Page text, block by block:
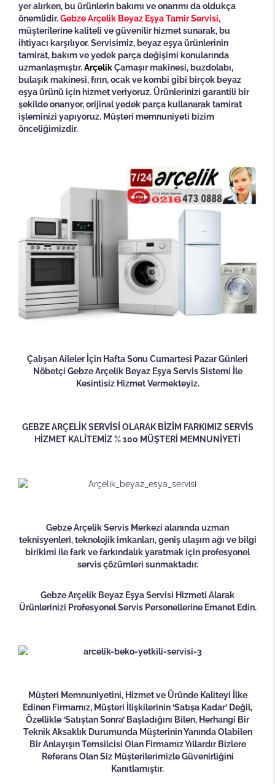
yer alırken, bu ürünlerin bakımı ve onarımı da oldukça
önemlidir.Gebze Arçelik Beyaz Eşya Tamir Servisi,
müşterilerine kaliteli ve güvenilir hizmet sunarak, bu
ihtiyacı karşılıyor. Servisimiz, beyaz eşya ürünlerinin
tamirat, bakım ve yedek parça değişimi konularında
uzmanlaşmıştır.ArçelikÇamaşır makinesi, buzdolabı,
bulaşık makinesi, fırın, ocak ve kombi gibi birçok beyaz
eşya ürünü için hizmet veriyoruz. Ürünlerinizi garantili bir
şekilde onarıyor, orijinal yedek parça kullanarak tamirat
işleminizi yapıyoruz. Müşteri memnuniyeti bizim
önceliğimizdir.
Çalışan Aileler İçin Hafta Sonu Cumartesi Pazar Günleri
Nöbetçi Gebze Arçelik Beyaz Eşya Servis Sistemi İle
Kesintisiz Hizmet Vermekteyiz.
GEBZE ARÇELİK SERVİSİ OLARAK BİZİM FARKIMIZ SERVİS
HİZMET KALİTEMİZ % 100 MÜŞTERİ MEMNUNİYETİ
Gebze Arçelik Servis Merkezi alanında uzman
teknisyenleri, teknolojik imkanları, geniş ulaşım ağı ve bilgi
birikimi ile fark ve farkındalık yaratmak için profesyonel
servis çözümleri sunmaktadır.
Gebze Arçelik Beyaz Eşya Servisi Hizmeti Alarak
Ürünlerinizi Profesyonel Servis Personellerine Emanet Edin.
Müşteri Memnuniyetini, Hizmet ve Üründe Kaliteyi İlke
Edinen Firmamız, Müşteri İlişkilerinin ‘Satışa Kadar’ Değil,
Özellikle ‘Satıştan Sonra’ Başladığını Bilen, Herhangi Bir
Teknik Aksaklık Durumunda Müşterinin Yanında Olabilen
Bir Anlayışın Temsilcisi Olan Firmamız Yıllardır Bizlere
Referans Olan Siz Müşterilerimizle Güvenirliğini
Kanıtlamıştır.